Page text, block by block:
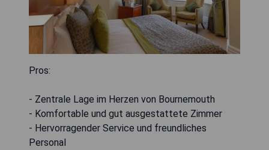
Pros:
- Zentrale Lage im Herzen von Bournemouth
- Komfortable und gut ausgestattete Zimmer
- Hervorragender Service und freundliches
Personal